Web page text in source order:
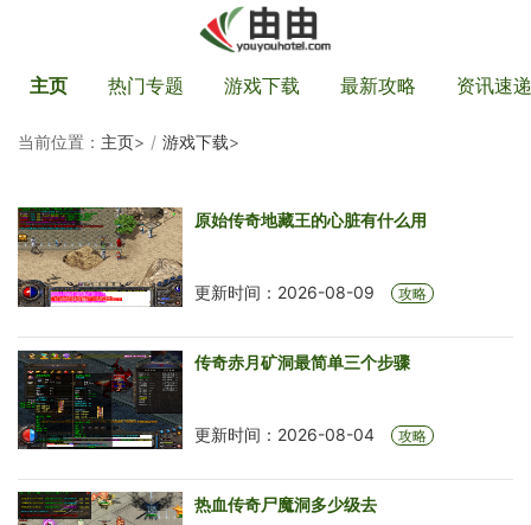
主页 热门专题 游戏下载 最新攻略 资讯速递
当前位置： 主页> 游戏下载>
原始传奇地藏王的心脏有什么用
更新时间：2026-08-09 攻略
传奇赤月矿洞最简单三个步骤
更新时间：2026-08-04 攻略
热血传奇尸魔洞多少级去